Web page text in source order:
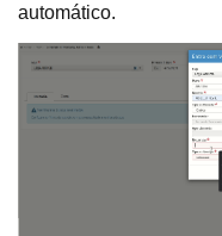
automático.